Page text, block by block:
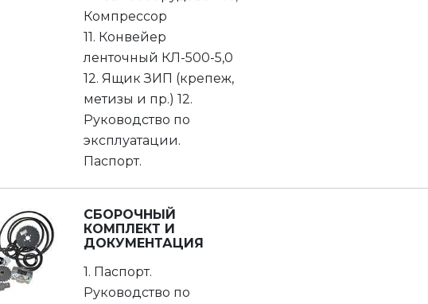
Компрессор
11. Конвейер
ленточный КЛ-500-5,0
12. Ящик ЗИП (крепеж,
метизы и пр.) 12.
Руководство по
эксплуатации.
Паспорт.
СБОРОЧНЫЙ
КОМПЛЕКТ И
ДОКУМЕНТАЦИЯ
1. Паспорт.
Руководство по